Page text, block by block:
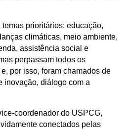
prioritários: educação,
climáticas, meio ambiente,
assistência social e
perpassam todos os
por isso, foram chamados de
inovação, diálogo com a
coordenador do USPCG,
conectados pelas